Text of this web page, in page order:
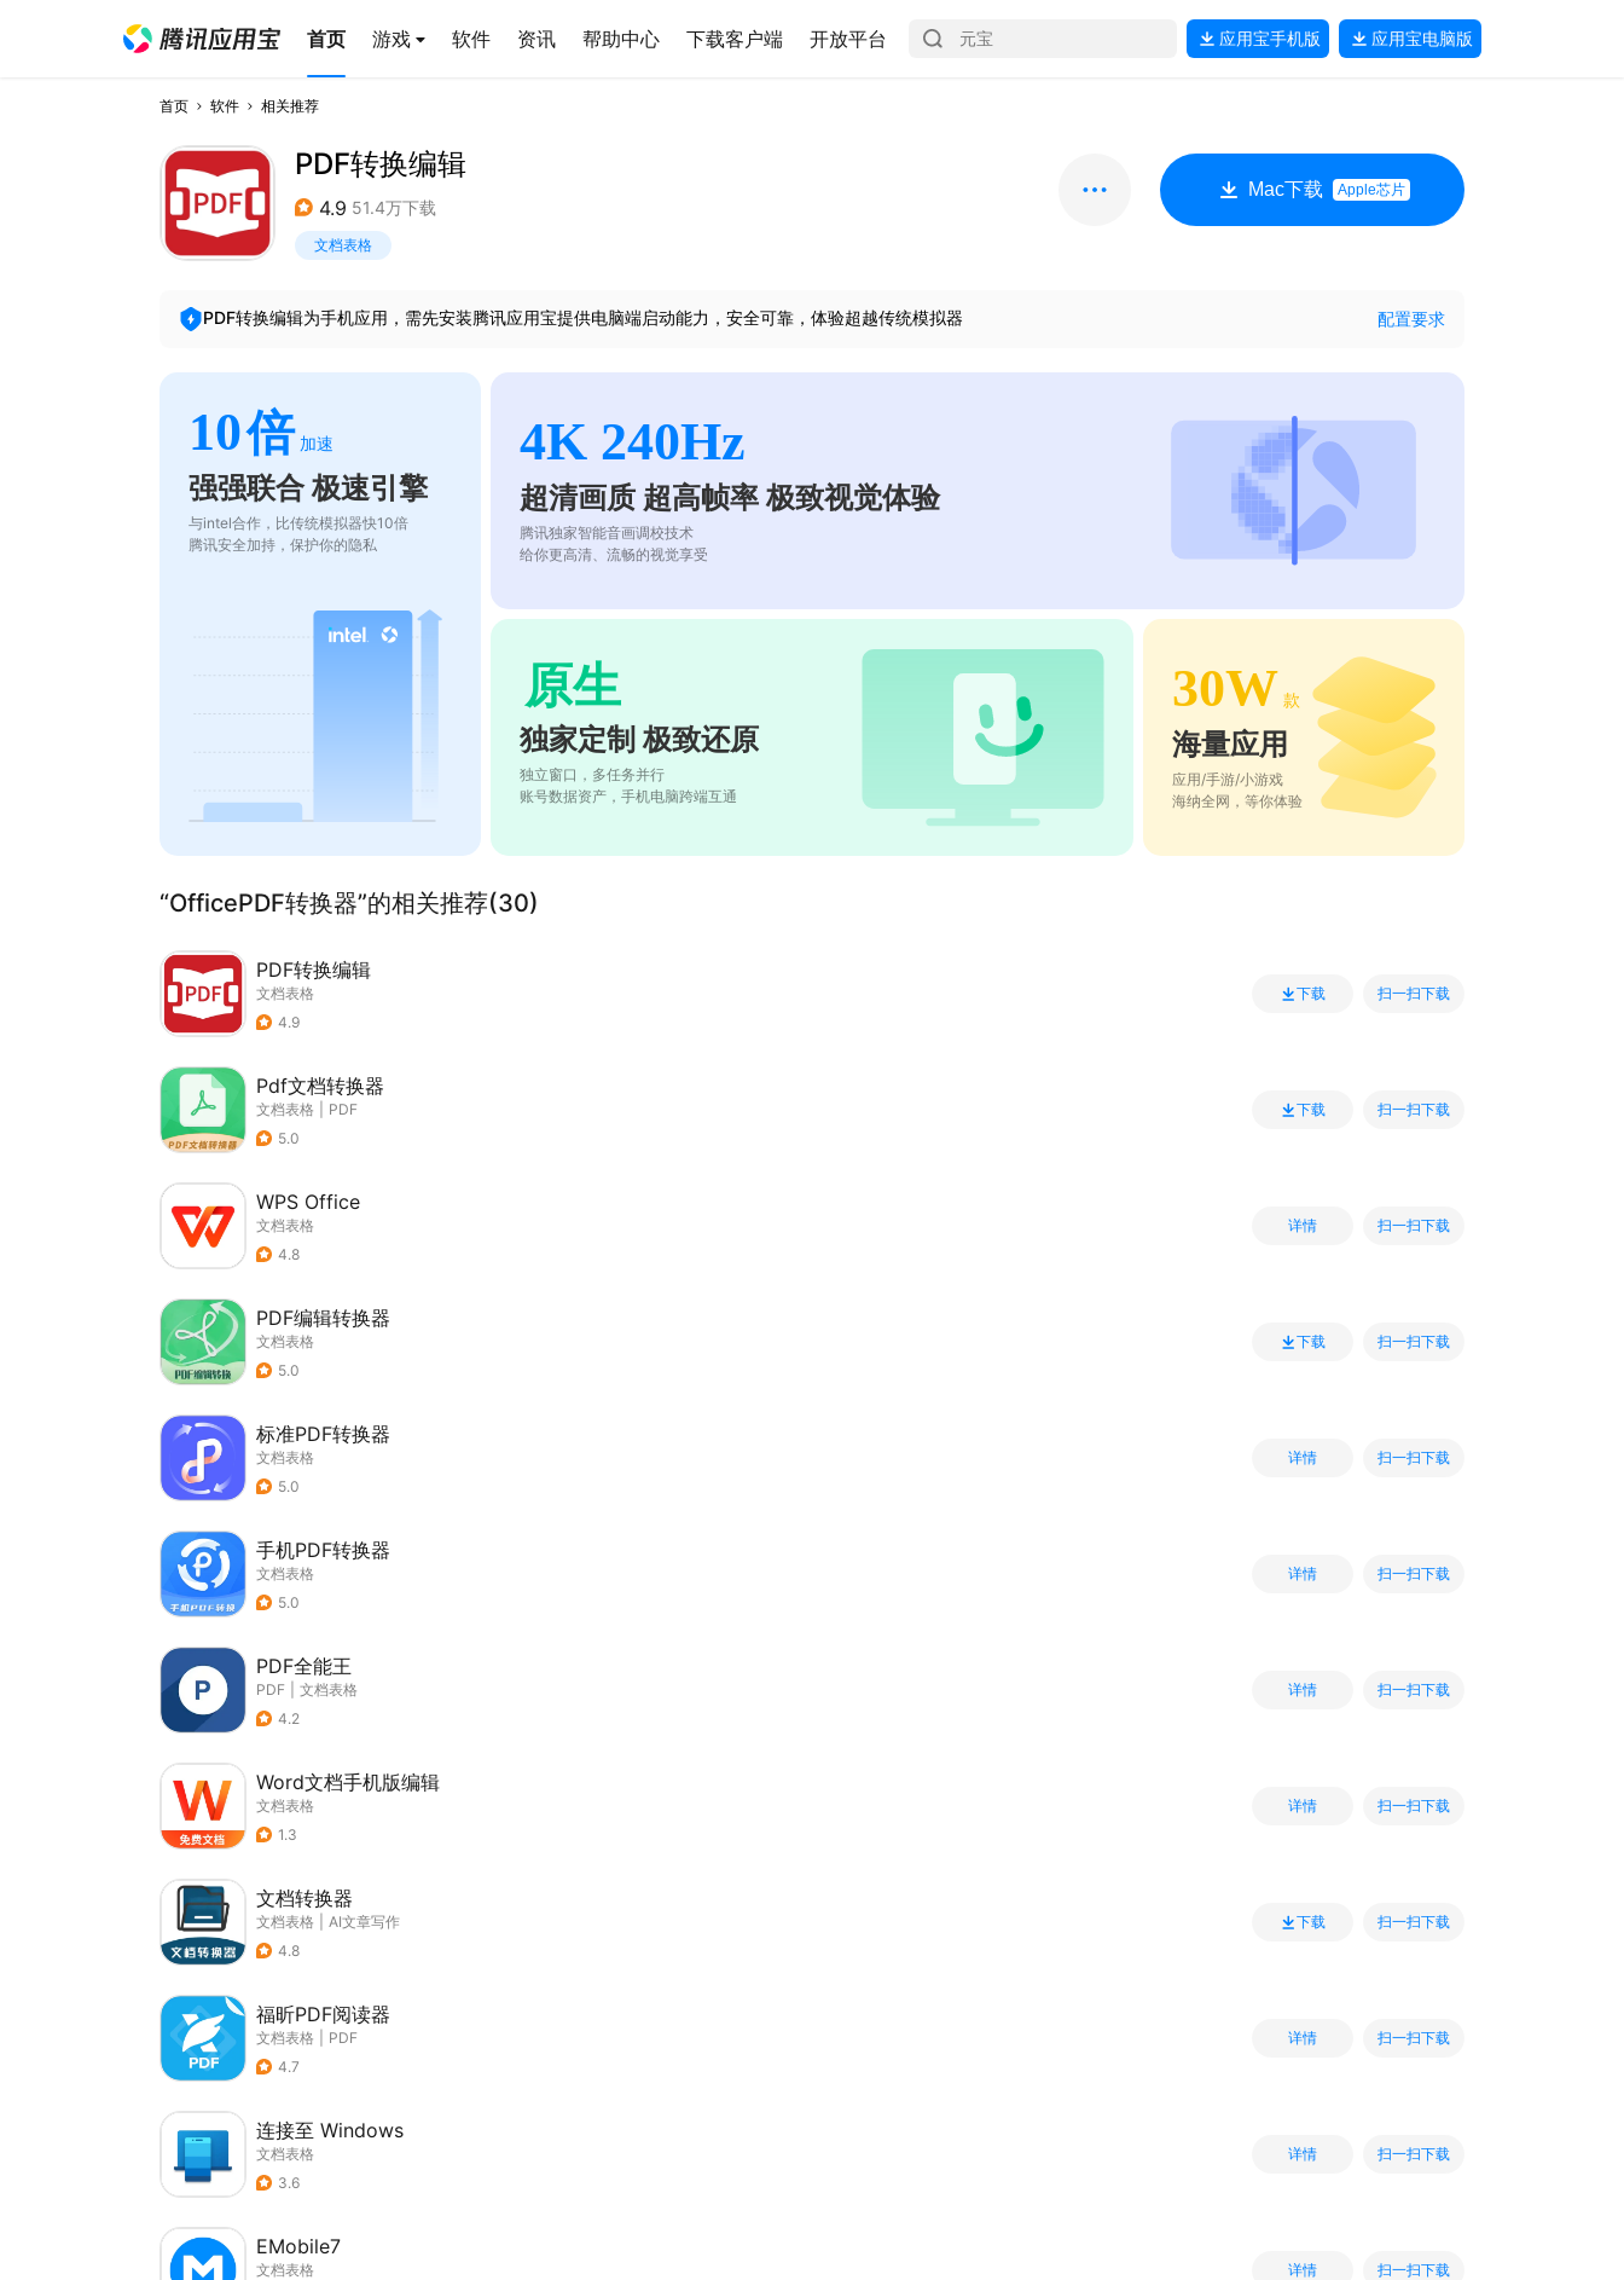
首页 游戏 软件 资讯 帮助中心 下载客户端 开放平台 应用宝手机版 应用宝电脑版
首页 软件 相关推荐
PDF转换编辑
4.9 51.4万下载
文档表格
Mac下载 Apple芯片
PDF转换编辑为手机应用，需先安装腾讯应用宝提供电脑端启动能力，安全可靠，体验超越传统模拟器 配置要求
10倍 加速
强强联合 极速引擎
与intel合作，比传统模拟器快10倍
腾讯安全加持，保护你的隐私
4K 240Hz
超清画质 超高帧率 极致视觉体验
腾讯独家智能音画调校技术
给你更高清、流畅的视觉享受
原生
独家定制 极致还原
独立窗口，多任务并行
账号数据资产，手机电脑跨端互通
30W 款
海量应用
应用/手游/小游戏
海纳全网，等你体验
“OfficePDF转换器”的相关推荐(30)
PDF转换编辑
文档表格
4.9
下载 扫一扫下载
Pdf文档转换器
文档表格
PDF
5.0
下载 扫一扫下载
WPS Office
文档表格
4.8
详情 扫一扫下载
PDF编辑转换器
文档表格
5.0
下载 扫一扫下载
标准PDF转换器
文档表格
5.0
详情 扫一扫下载
手机PDF转换器
文档表格
5.0
详情 扫一扫下载
PDF全能王
PDF
文档表格
4.2
详情 扫一扫下载
Word文档手机版编辑
文档表格
1.3
详情 扫一扫下载
文档转换器
文档表格
AI文章写作
4.8
下载 扫一扫下载
福昕PDF阅读器
文档表格
PDF
4.7
详情 扫一扫下载
连接至 Windows
文档表格
3.6
详情 扫一扫下载
EMobile7
文档表格
详情 扫一扫下载